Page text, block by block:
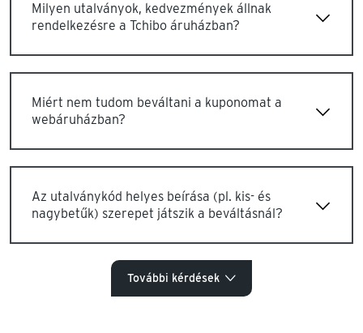
Milyen utalványok, kedvezmények állnak
rendelkezésre a Tchibo áruházban?
Miért nem tudom beváltani a kuponomat a
webáruházban?
Az utalványkód helyes beírása (pl. kis- és
nagybetűk) szerepet játszik a beváltásnál?
További kérdések